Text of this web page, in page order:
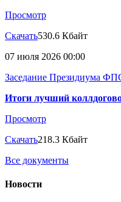
Просмотр
Скачать530.6 Кбайт
07 июля 2026 00:00
Заседание Президиума
Итоги лучший
Просмотр
Скачать218.3 Кбайт
Все документы
Новости